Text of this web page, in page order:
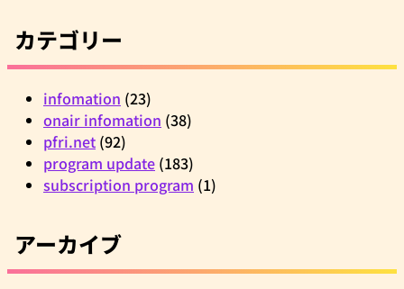
カテゴリー
infomation (23)
onair infomation (38)
pfri.net (92)
program update (183)
subscription program (1)
アーカイブ